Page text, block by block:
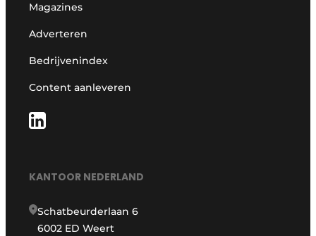
Magazines
Adverteren
Bedrijvenindex
Content aanleveren
KANTOOR NEDERLAND
Schatbeurderlaan 6
6002 ED Weert